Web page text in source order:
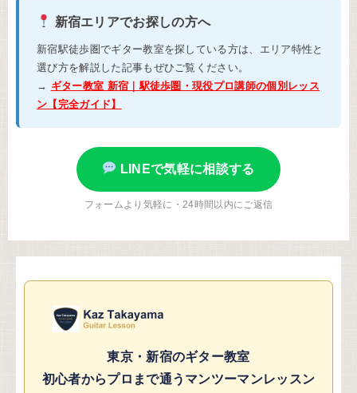
新宿エリアでお探しの方へ
新宿駅徒歩圏でギター教室を探している方は、エリア特性と
選び方を解説した記事もぜひご覧ください。
→ ギター教室 新宿｜駅徒歩圏・現役プロ講師の個別レッス
ン【完全ガイド】
LINEで気軽に相談する
フォームより気軽に・24時間以内にご返信
東京・新宿のギター教室
初心者からプロまで通うマンツーマンレッスン